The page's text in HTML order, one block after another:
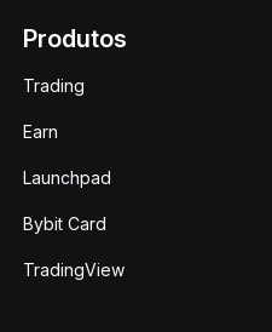
Produtos
Trading
Earn
Launchpad
Bybit Card
TradingView